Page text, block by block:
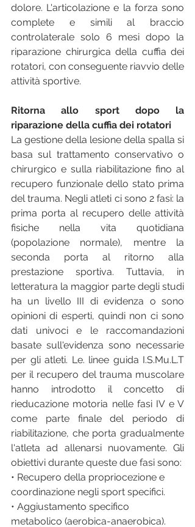
dolore. L'articolazione e la forza sono
complete e simili al braccio
controlaterale solo 6 mesi dopo la
riparazione chirurgica della cuffia dei
rotatori, con conseguente riavvio delle
attività sportive.
Ritorna allo sport dopo la
riparazione della cuffia dei rotatori
La gestione della lesione della spalla si
basa sul trattamento conservativo o
chirurgico e sulla riabilitazione fino al
recupero funzionale dello stato prima
del trauma. Negli atleti ci sono 2 fasi: la
prima porta al recupero delle attività
fisiche nella vita quotidiana
(popolazione normale), mentre la
seconda porta al ritorno alla
prestazione sportiva. Tuttavia, in
letteratura la maggior parte degli studi
ha un livello III di evidenza o sono
opinioni di esperti, quindi non ci sono
dati univoci e le raccomandazioni
basate sull'evidenza sono necessarie
per gli atleti. Le. linee guida I.S.Mu.L.T
per il recupero del trauma muscolare
hanno introdotto il concetto di
rieducazione motoria nelle fasi IV e V
come parte finale del periodo di
riabilitazione, che porta gradualmente
l'atleta ad allenarsi nuovamente. Gli
obiettivi durante queste due fasi sono:
• Recupero della propriocezione e
coordinazione negli sport specifici.
• Aggiustamento specifico
metabolico (aerobica-anaerobica).